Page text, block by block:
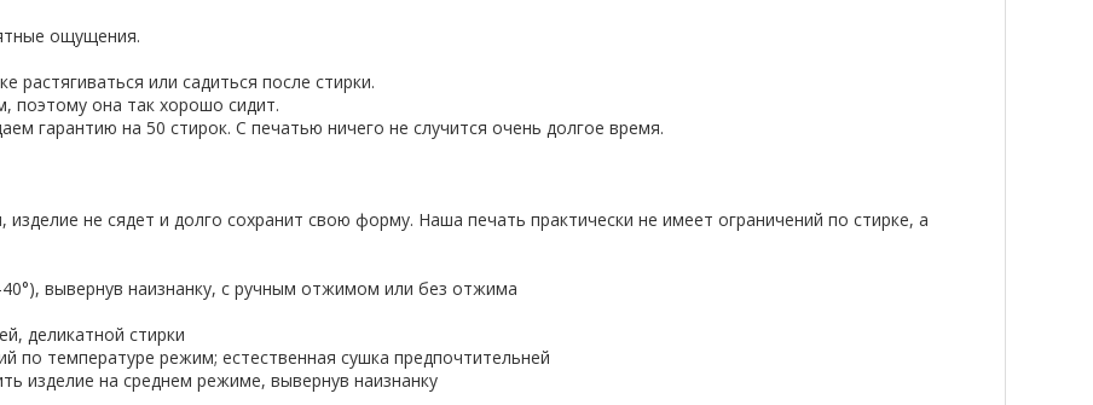
ощущения.
растягиваться или садиться после стирки.
поэтому она так хорошо сидит.
гарантию на 50 стирок. С печатью ничего не случится очень долгое время.
не сядет и долго сохранит свою форму. Наша печать практически не имеет ограничений по стирке, а
вывернув наизнанку, с ручным отжимом или без отжима
деликатной стирки
по температуре режим; естественная сушка предпочтительней
изделие на среднем режиме, вывернув наизнанку